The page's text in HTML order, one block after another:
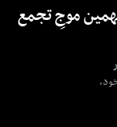
موجِ تجمع